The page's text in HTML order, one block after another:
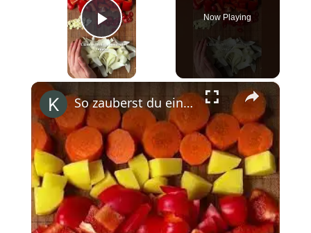
Play Video
Now Playing
×
So zauberst du eine authentische türkische Linsensuppe #shorts